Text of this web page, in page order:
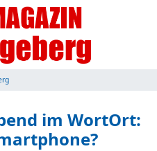
im WortOrt: